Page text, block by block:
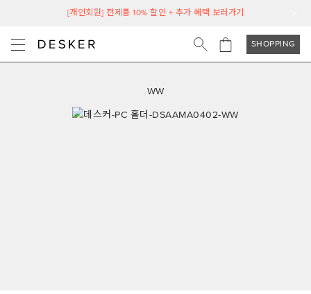
[개인회원] 전제품 10% 할인 + 추가 혜택 보러가기
SHOPPING
WW